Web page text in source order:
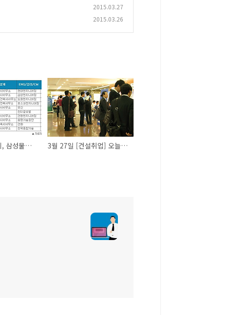
2015.03.27
2015.03.26
건설사 취업인기, 삼성물산-현대엔지니어링 부문 1위 3월 27일 [건설취업] 오늘의 건설회사 채용정보